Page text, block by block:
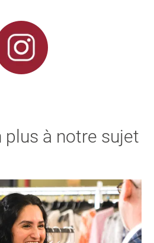
plus à notre sujet